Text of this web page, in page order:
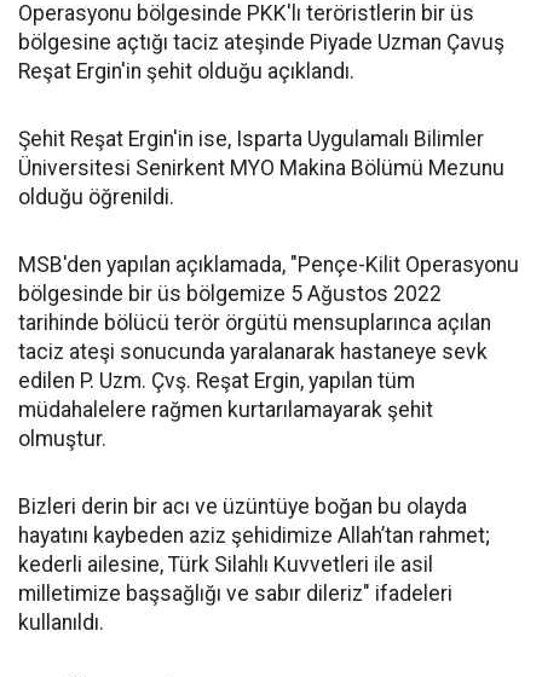
Operasyonu bölgesinde PKK'lı teröristlerin bir üs
bölgesine açtığı taciz ateşinde Piyade Uzman Çavuş
Reşat Ergin'in şehit olduğu açıklandı.
Şehit Reşat Ergin'in ise, Isparta Uygulamalı Bilimler
Üniversitesi Senirkent MYO Makina Bölümü Mezunu
olduğu öğrenildi.​
MSB'den yapılan açıklamada, "Pençe-Kilit Operasyonu
bölgesinde bir üs bölgemize 5 Ağustos 2022
tarihinde bölücü terör örgütü mensuplarınca açılan
taciz ateşi sonucunda yaralanarak hastaneye sevk
edilen P. Uzm. Çvş. Reşat Ergin, yapılan tüm
müdahalelere rağmen kurtarılamayarak şehit
olmuştur.
Bizleri derin bir acı ve üzüntüye boğan bu olayda
hayatını kaybeden aziz şehidimize Allah’tan rahmet;
kederli ailesine, Türk Silahlı Kuvvetleri ile asil
milletimize başsağlığı ve sabır dileriz" ifadeleri
kullanıldı.